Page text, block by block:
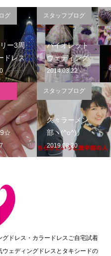
ー3周
ドレス
グ
バイオレット
ウェディング
2014.03.22
スタッフブログ
9☆
久々ラーメン
部ヽ(^o^)丿
2019.08.20
スタッフブログ
ドレス・カラードレスご自宅試着
ェディングドレスとタキシードの